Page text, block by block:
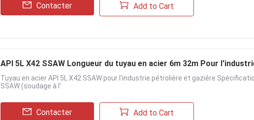
Contacter Add to Cart
API 5L X42 SSAW Longueur du tuyau en acier 6m 32m Pour
Tuyau en acier API 5L X42 SSAW pour l'industrie pétrolière et gazière
SSAW (soudage à l'
Contacter Add to Cart